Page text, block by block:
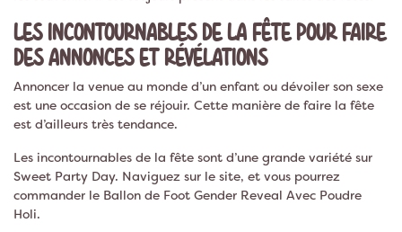
LES INCONTOURNABLES DE LA FÊTE POUR FAIRE
DES ANNONCES ET RÉVÉLATIONS
Annoncer la venue au monde d’un enfant ou dévoiler son sexe
est une occasion de se réjouir. Cette manière de faire la fête
est d’ailleurs très tendance.
Les incontournables de la fête sont d’une grande variété sur
Sweet Party Day. Naviguez sur le site, et vous pourrez
commander le Ballon de Foot Gender Reveal Avec Poudre
Holi.